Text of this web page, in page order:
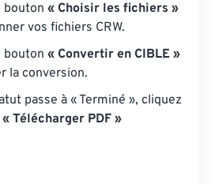
bouton « Choisir les fichiers »
vos fichiers CRW.
bouton « Convertir en CIBLE »
la conversion.
passe à « Terminé », cliquez
« Télécharger PDF »